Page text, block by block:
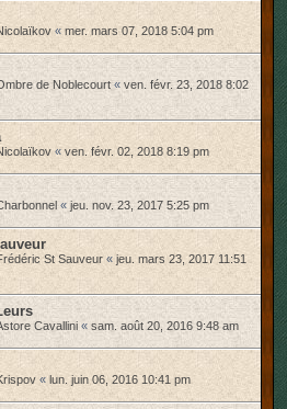
« mer. mars 07, 2018 5:04 pm
de Noblecourt« ven. févr. 23, 2018 8:02
« ven. févr. 02, 2018 8:19 pm
« jeu. nov. 23, 2017 5:25 pm
St Sauveur « jeu. mars 23, 2017 11:51
Cavallini « sam. août 20, 2016 9:48 am
« lun. juin 06, 2016 10:41 pm